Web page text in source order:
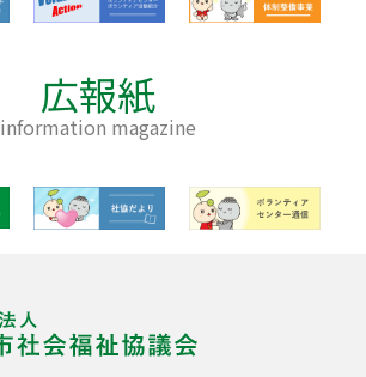
広報紙
information magazine